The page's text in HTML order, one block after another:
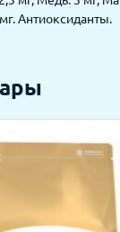
Антиоксиданты.